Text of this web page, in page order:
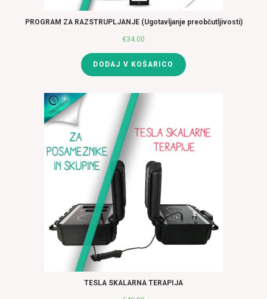
PROGRAM ZA RAZSTRUPLJANJE (Ugotavljanje preobčutljivosti)
€34.00
DODAJ V KOŠARICO
TESLA SKALARNA TERAPIJA